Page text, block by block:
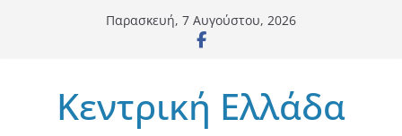
Παρασκευή, 7 Αυγούστου, 2026
Κεντρική Ελλάδα